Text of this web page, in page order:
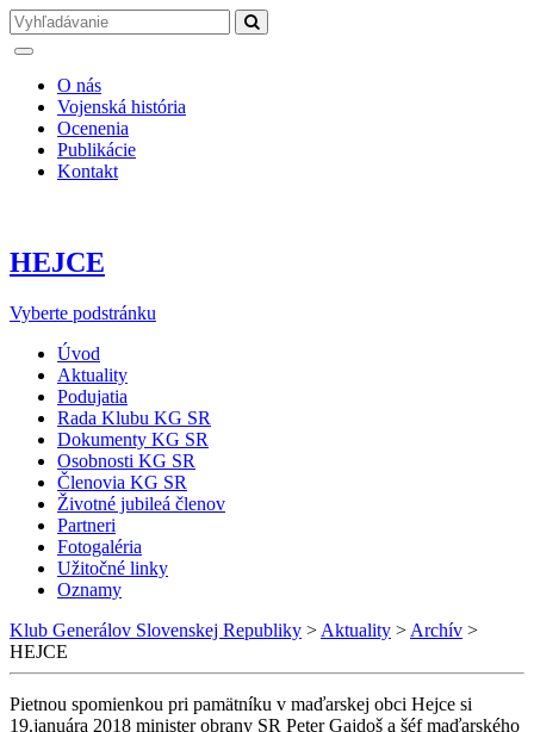
O nás
Vojenská história
Ocenenia
Publikácie
Kontakt
HEJCE
Vyberte podstránku
Úvod
Aktuality
Podujatia
Rada Klubu KG SR
Dokumenty KG SR
Osobnosti KG SR
Členovia KG SR
Životné jubileá členov
Partneri
Fotogaléria
Užitočné linky
Oznamy
Klub Generálov Slovenskej Republiky > Aktuality > Archív >
HEJCE
Pietnou spomienkou pri pamätníku v maďarskej obci Hejce si
19.januára 2018 minister obrany SR Peter Gajdoš a šéf maďarského